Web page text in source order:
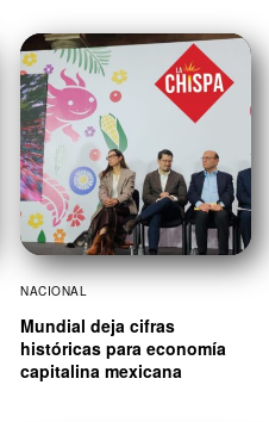
NACIONAL
Mundial deja cifras
históricas para economía
capitalina mexicana